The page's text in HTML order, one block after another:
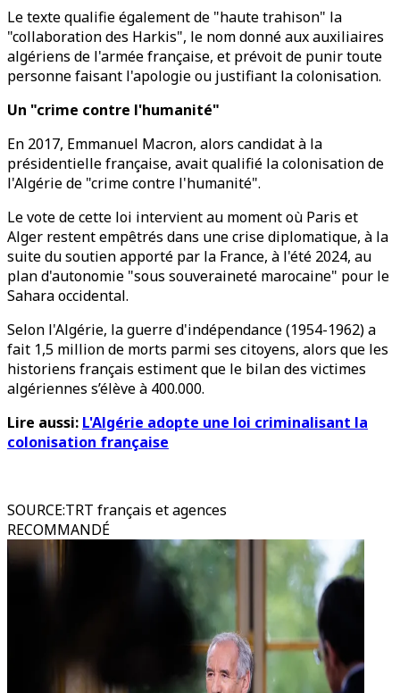
Le texte qualifie également de "haute trahison" la
"collaboration des Harkis", le nom donné aux auxiliaires
algériens de l'armée française, et prévoit de punir toute
personne faisant l'apologie ou justifiant la colonisation.
Un "crime contre l'humanité"
En 2017, Emmanuel Macron, alors candidat à la
présidentielle française, avait qualifié la colonisation de
l'Algérie de "crime contre l'humanité".
Le vote de cette loi intervient au moment où Paris et
Alger restent empêtrés dans une crise diplomatique, à la
suite du soutien apporté par la France, à l'été 2024, au
plan d'autonomie "sous souveraineté marocaine" pour le
Sahara occidental.
Selon l'Algérie, la guerre d'indépendance (1954-1962) a
fait 1,5 million de morts parmi ses citoyens, alors que les
historiens français estiment que le bilan des victimes
algériennes s’élève à 400.000.
Lire aussi: L'Algérie adopte une loi criminalisant la
colonisation française
SOURCE:TRT français et agences
RECOMMANDÉ